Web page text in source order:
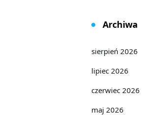
Archiwa
sierpień 2026
lipiec 2026
czerwiec 2026
maj 2026